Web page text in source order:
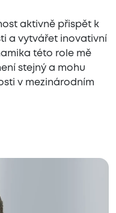
aktivně přispět k
a vytvářet inovativní
této role mě
stejný a mohu
v mezinárodním